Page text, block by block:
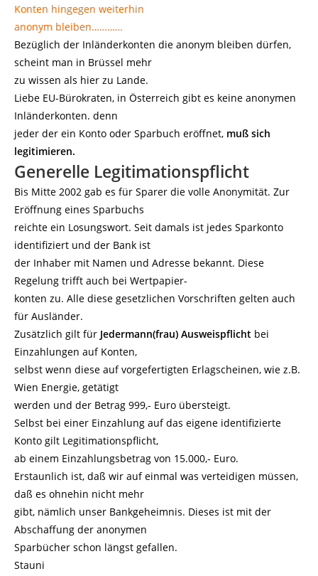
Konten hingegen weiterhin
anonym bleiben…………
Bezüglich der Inländerkonten die anonym bleiben dürfen,
scheint man in Brüssel mehr
zu wissen als hier zu Lande.
Liebe EU-Bürokraten, in Österreich gibt es keine anonymen
Inländerkonten. denn
jeder der ein Konto oder Sparbuch eröffnet, muß sich
legitimieren.
Generelle Legitimationspflicht
Bis Mitte 2002 gab es für Sparer die volle Anonymität. Zur
Eröffnung eines Sparbuchs
reichte ein Losungswort. Seit damals ist jedes Sparkonto
identifiziert und der Bank ist
der Inhaber mit Namen und Adresse bekannt. Diese
Regelung trifft auch bei Wertpapier-
konten zu. Alle diese gesetzlichen Vorschriften gelten auch
für Ausländer.
Zusätzlich gilt für Jedermann(frau) Ausweispflicht bei
Einzahlungen auf Konten,
selbst wenn diese auf vorgefertigten Erlagscheinen, wie z.B.
Wien Energie, getätigt
werden und der Betrag 999,- Euro übersteigt.
Selbst bei einer Einzahlung auf das eigene identifizierte
Konto gilt Legitimationspflicht,
ab einem Einzahlungsbetrag von 15.000,- Euro.
Erstaunlich ist, daß wir auf einmal was verteidigen müssen,
daß es ohnehin nicht mehr
gibt, nämlich unser Bankgeheimnis. Dieses ist mit der
Abschaffung der anonymen
Sparbücher schon längst gefallen.
Stauni